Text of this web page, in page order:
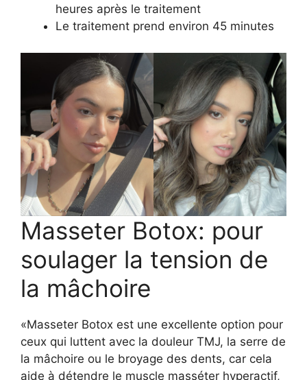
heures après le traitement
Le traitement prend environ 45 minutes
Masseter Botox: pour
soulager la tension de
la mâchoire
«Masseter Botox est une excellente option pour
ceux qui luttent avec la douleur TMJ, la serre de
la mâchoire ou le broyage des dents, car cela
aide à détendre le muscle masséter hyperactif,